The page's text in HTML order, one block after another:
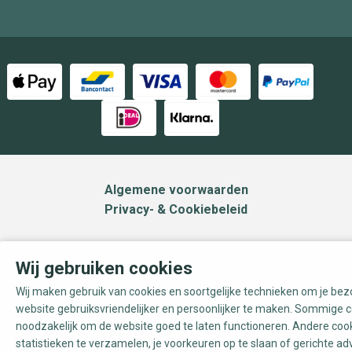
Algemene voorwaarden
Privacy- & Cookiebeleid
Wij gebruiken cookies
Wij maken gebruik van cookies en soortgelijke technieken om je
website gebruiksvriendelijker en persoonlijker te maken. Sommige
noodzakelijk om de website goed te laten functioneren. Andere
statistieken te verzamelen, je voorkeuren op te slaan of gerichte